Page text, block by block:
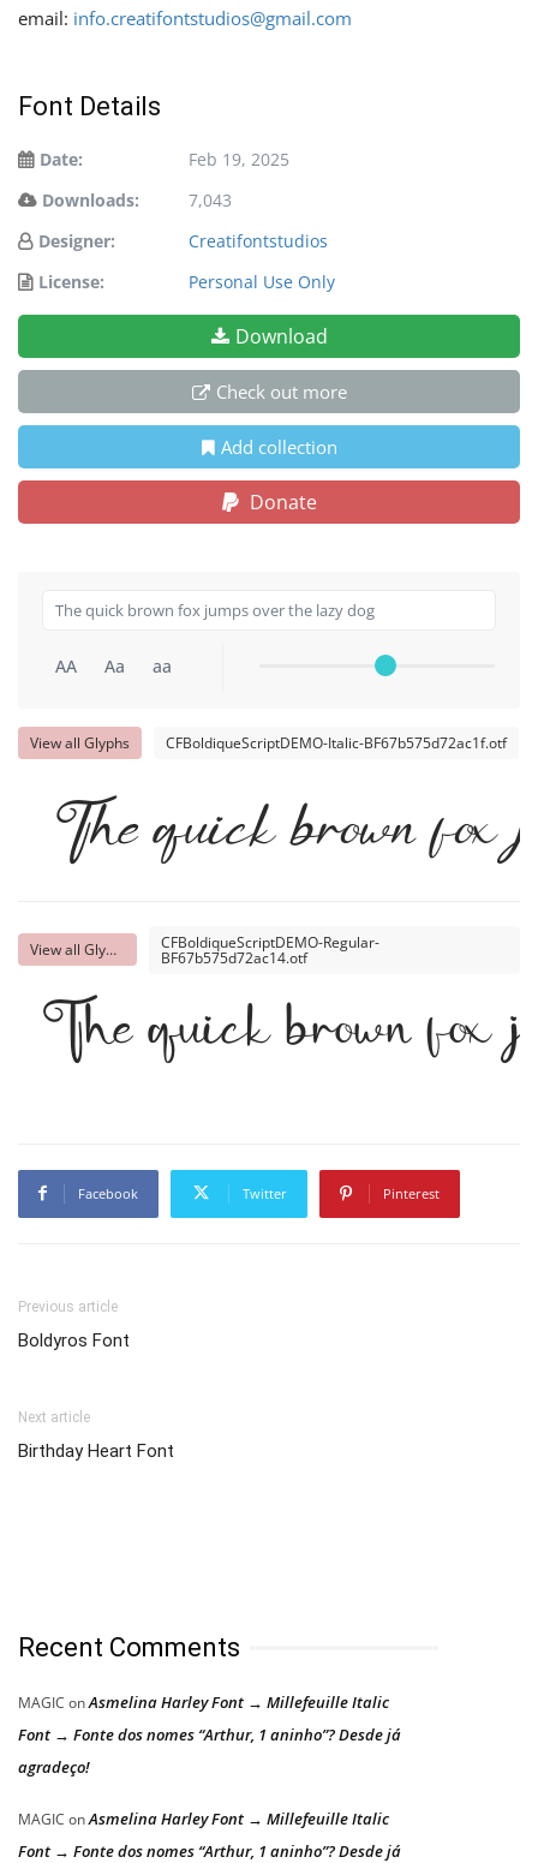
email: info.creatifontstudios@gmail.com
Font Details
Date:
Feb 19, 2025
Downloads:
7,043
Designer:
Creatifontstudios
License:
Personal Use Only
Download
Check out more
Add collection
Donate
AA Aa aa
View all Glyphs CFBoldiqueScriptDEMO-Italic-BF67b575d72ac1f.otf
The quick brown fox
View all Glyphs CFBoldiqueScriptDEMO-Regular-
BF67b575d72ac14.otf
The quick brown fox
Facebook Twitter Pinterest
Previous article
Boldyros Font
Next article
Birthday Heart Font
Recent Comments
MAGIC onAsmelina Harley Font → Millefeuille Italic
Font → Fonte dos nomes “Arthur, 1 aninho”? Desde já
agradeço!
MAGIC onAsmelina Harley Font → Millefeuille Italic
Font → Fonte dos nomes “Arthur, 1 aninho”? Desde já